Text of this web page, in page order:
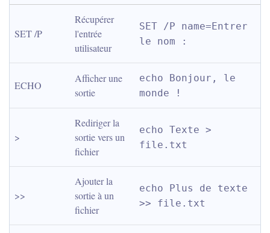
SET /P
Récupérer
l'entrée
utilisateur
SET /P name=Entrer
le nom :
ECHO
Afficher une
sortie
echo Bonjour, le
monde !
>
Rediriger la
sortie vers un
fichier
echo Texte >
file.txt
>>
Ajouter la
sortie à un
fichier
echo Plus de texte
>> file.txt